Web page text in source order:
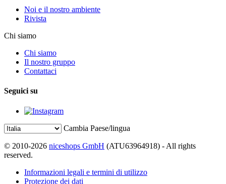
Noi e il nostro ambiente
Rivista
Chi siamo
Chi siamo
Il nostro gruppo
Contattaci
Seguici su
Cambia Paese/lingua
© 2010-2026 niceshops GmbH (ATU63964918) - All rights
reserved.
Informazioni legali e termini di utilizzo
Protezione dei dati